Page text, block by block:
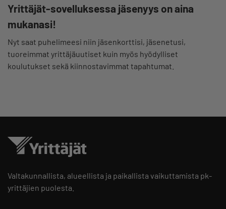
Yrittäjät-sovelluksessa jäsenyys on aina
mukanasi!
Nyt saat puhelimeesi niin jäsenkorttisi, jäsenetusi,
tuoreimmat yrittäjäuutiset kuin myös hyödylliset
koulutukset sekä kiinnostavimmat tapahtumat.
Valtakunnallista, alueellista ja paikallista vaikuttamista pk-
yrittäjien puolesta.